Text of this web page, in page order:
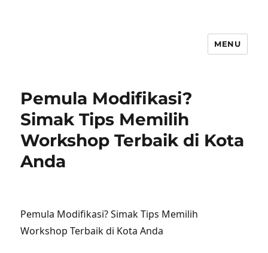
MENU
Pemula Modifikasi?
Simak Tips Memilih
Workshop Terbaik di Kota
Anda
Pemula Modifikasi? Simak Tips Memilih
Workshop Terbaik di Kota Anda